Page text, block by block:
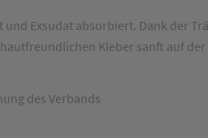
Exsudat absorbiert. Dank der
Kleber sanft auf
des Verbands